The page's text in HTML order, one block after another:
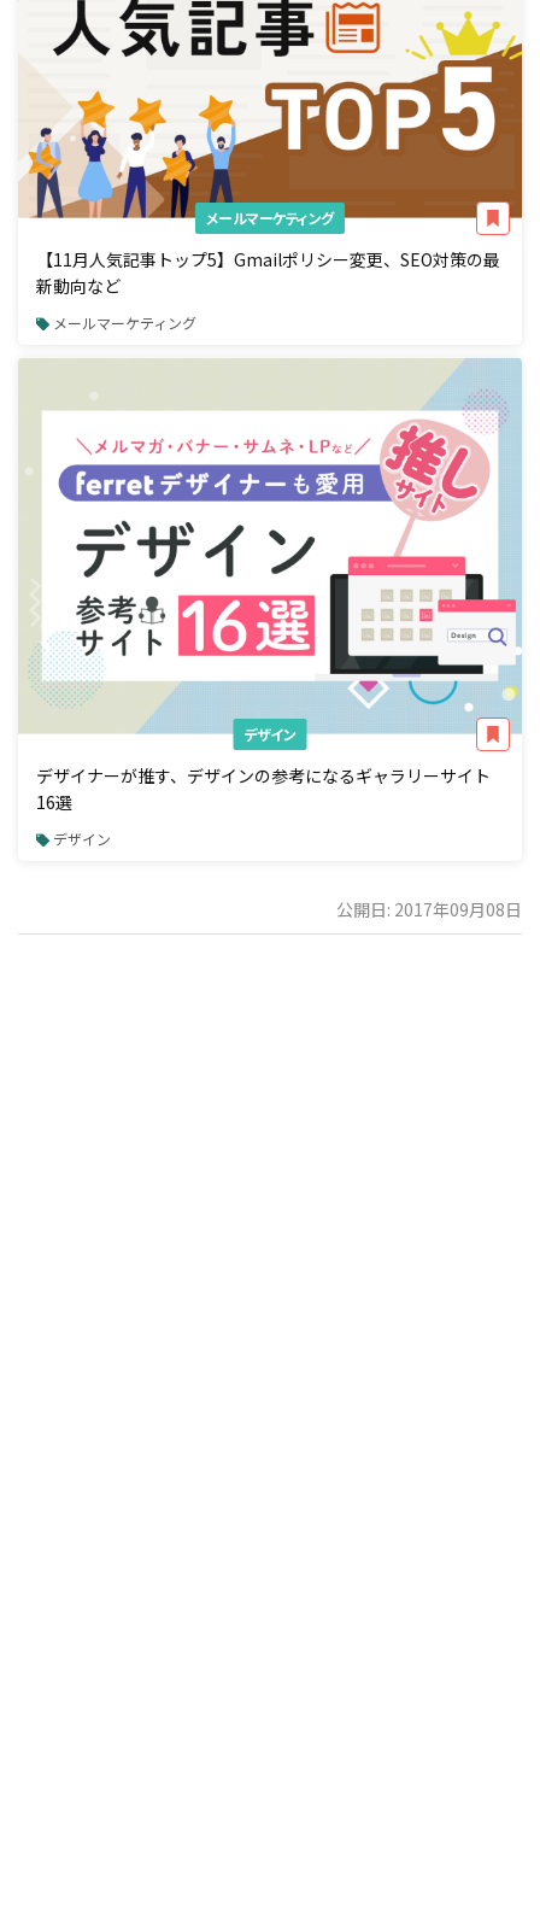
メールマーケティング
【11月人気記事トップ5】Gmailポリシー変更、SEO対策の最
新動向など
メールマーケティング
デザイン
デザイナーが推す、デザインの参考になるギャラリーサイト
16選
デザイン
公開日: 2017年09月08日